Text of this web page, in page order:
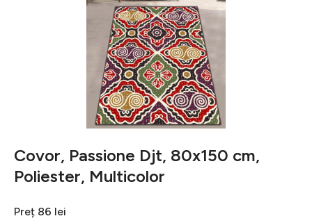
Covor, Passione Djt, 80x150 cm,
Poliester, Multicolor
Preț 86 lei